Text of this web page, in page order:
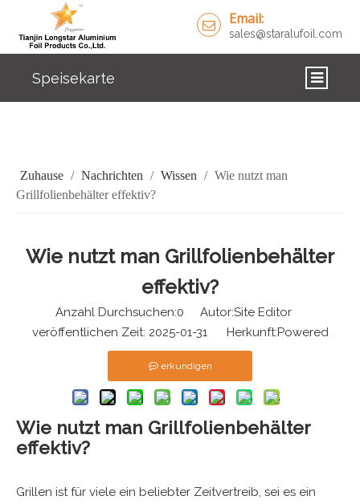
Email:
sales@staralufoil.com
Speisekarte
ÜBER UNS
NACHRICHTEN
Zuhause / Nachrichten / Wissen / Wie nutzt man
Grillfolienbehälter effektiv?
Wie nutzt man Grillfolienbehälter
effektiv?
Anzahl Durchsuchen:0 Autor:Site Editor
veröffentlichen Zeit: 2025-01-31 Herkunft:Powered
erkundigen
Wie nutzt man Grillfolienbehälter
effektiv?
Grillen ist für viele ein beliebter Zeitvertreib, sei es ein